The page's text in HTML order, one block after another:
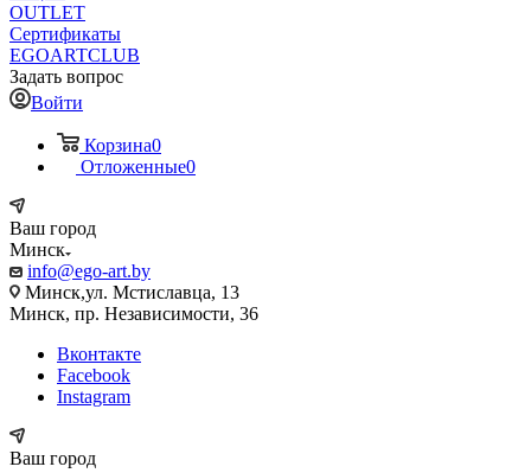
OUTLET
Сертификаты
EGOARTCLUB
Задать вопрос
Войти
Корзина0
Отложенные0
Ваш город
Минск
info@ego-art.by
Минск,ул. Мстиславца, 13
Минск, пр. Независимости, 36
Вконтакте
Facebook
Instagram
Ваш город